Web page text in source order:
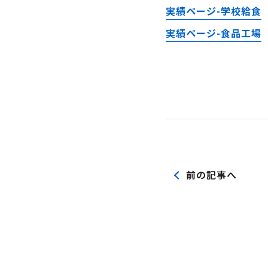
実績ページ-学校給食
実績ページ-食品工場
前の記事へ